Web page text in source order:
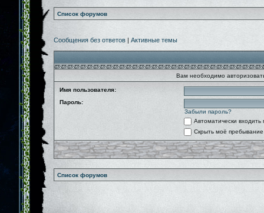
Список форумов
Сообщения без ответов | Активные темы
Вам необходимо
Имя пользователя:
Пароль:
Забыли пароль?
Автоматически
Скрыть моё
Список форумов